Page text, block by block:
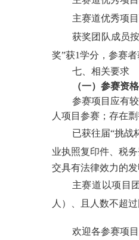
主赛道优秀项
获奖团队成员
奖”获1学分，参赛
七、相关要求
（一）参赛资
参赛项目应有
人项目参赛；存在
已获往届“挑战
业执照复印件、税
交具有法律效力的
主赛道以项目
人）、且人数不超
欢迎各参赛项